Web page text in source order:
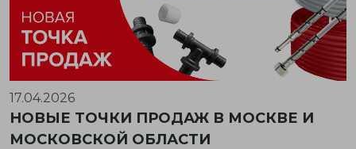
17.04.2026
НОВЫЕ ТОЧКИ ПРОДАЖ В МОСКВЕ И
МОСКОВСКОЙ ОБЛАСТИ